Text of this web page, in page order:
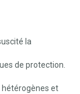
la
de protection.
hétérogènes et